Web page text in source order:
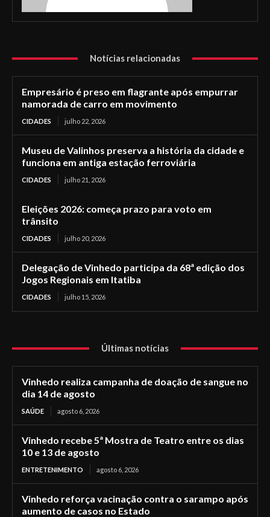
Notícias relacionadas
Empresário é preso em flagrante após empurrar
namorada de carro em movimento
CIDADES julho 22, 2026
Museu de Valinhos preserva a história da cidade e
funciona em antiga estação ferroviária
CIDADES julho 21, 2026
Eleições 2026: começa prazo para voto em
trânsito
CIDADES julho 20, 2026
Delegação de Vinhedo participa da 68ª edição dos
Jogos Regionais em Itatiba
CIDADES julho 15, 2026
Últimas notícias
Vinhedo realiza campanha de doação de sangue no
dia 14 de agosto
SAÚDE agosto 6, 2026
Vinhedo recebe 5ª Mostra de Teatro entre os dias
10 e 13 de agosto
ENTRETENIMENTO agosto 6, 2026
Vinhedo reforça vacinação contra o sarampo após
aumento de casos no Estado